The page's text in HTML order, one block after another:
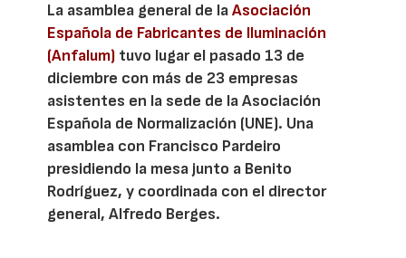
La asamblea general de laAsociación
Española de Fabricantes de Iluminación
(Anfalum) tuvo lugar el pasado 13 de
diciembre con más de 23 empresas
asistentes en la sede de la Asociación
Española de Normalización (UNE). Una
asamblea con Francisco Pardeiro
presidiendo la mesa junto a Benito
Rodríguez, y coordinada con el director
general, Alfredo Berges.